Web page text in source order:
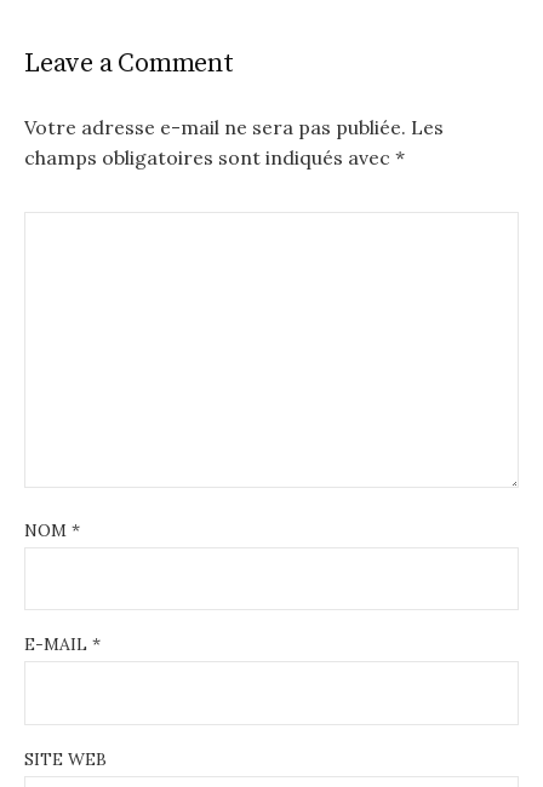
Leave a Comment
Votre adresse e-mail ne sera pas publiée. Les
champs obligatoires sont indiqués avec *
NOM *
E-MAIL *
SITE WEB